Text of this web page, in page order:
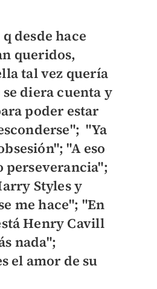
desde hace
queridos,
tal vez quería
se diera cuenta y
poder estar
"Ya
"A eso
perseverancia";
Styles y
me hace"; "En
Henry Cavill
nada";
el amor de su